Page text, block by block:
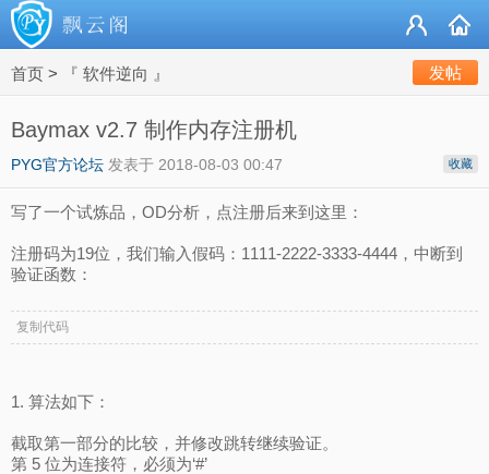
首页 > 『 软件逆向 』 发帖
Baymax v2.7 制作内存注册机
收藏
PYG官方论坛 发表于 2018-08-03 00:47
写了一个试炼品，OD分析，点注册后来到这里：
注册码为19位，我们输入假码：1111-2222-3333-4444，中断到
验证函数：
复制代码
1. 算法如下：
截取第一部分的比较，并修改跳转继续验证。
第 5 位为连接符，必须为‘#’